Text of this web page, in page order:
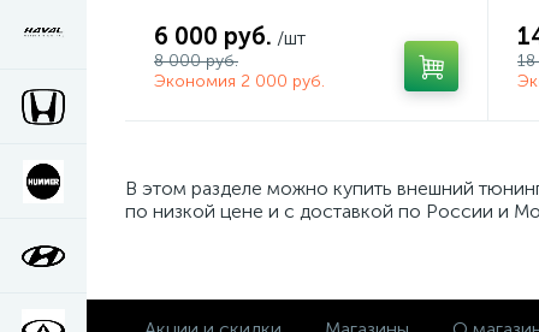
6 000 руб. /шт
8 000 руб.
Экономия 2 000 руб.
В этом разделе можно купить внешний
по низкой цене и с доставкой по России и